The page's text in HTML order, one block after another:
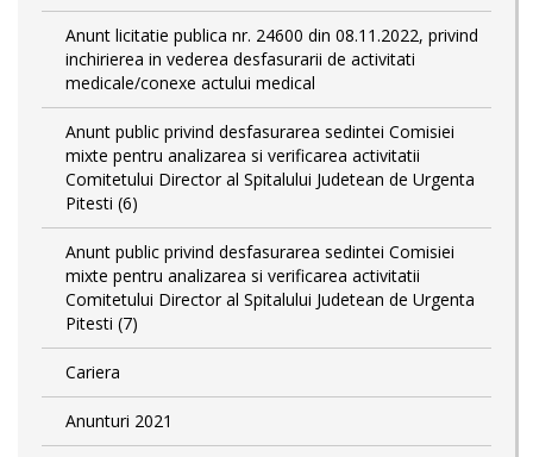
Anunt licitatie publica nr. 24600 din 08.11.2022, privind
inchirierea in vederea desfasurarii de activitati
medicale/conexe actului medical
Anunt public privind desfasurarea sedintei Comisiei
mixte pentru analizarea si verificarea activitatii
Comitetului Director al Spitalului Judetean de Urgenta
Pitesti (6)
Anunt public privind desfasurarea sedintei Comisiei
mixte pentru analizarea si verificarea activitatii
Comitetului Director al Spitalului Judetean de Urgenta
Pitesti (7)
Cariera
Anunturi 2021